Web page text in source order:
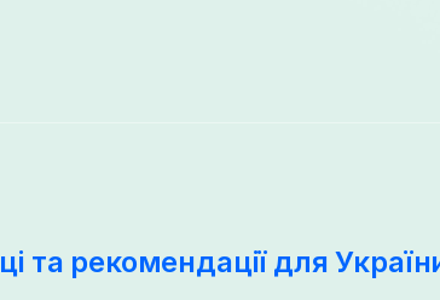
та рекомендації для